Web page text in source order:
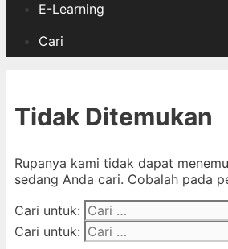
E-Learning
Cari
Tidak Ditemukan
Rupanya kami tidak dapat
sedang Anda cari. Cobalah pada
Cari untuk:
Cari untuk: